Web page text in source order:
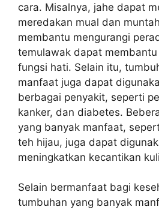
cara. Misalnya, jahe dapat
meredakan mual dan
membantu mengurangi
temulawak dapat
fungsi hati. Selain itu,
manfaat juga dapat
berbagai penyakit, seperti
kanker, dan diabetes.
yang banyak manfaat,
teh hijau, juga dapat
meningkatkan kecantikan
Selain bermanfaat bagi
tumbuhan yang banyak